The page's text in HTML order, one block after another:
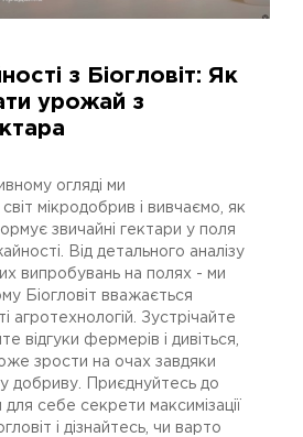
з Біогловіт: Як
урожай з
огляді ми
мікродобрив і вивчаємо, як
звичайні гектари у поля
Від детального аналізу
випробувань на полях - ми
Біогловіт вважається
агротехнологій. Зустрічайте
відгуки фермерів і дивіться,
зрости на очах завдяки
добриву. Приєднуйтесь до
себе секрети максимізації
і дізнайтесь, чи варто